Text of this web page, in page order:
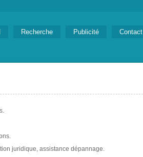
Recherche Publicité Contact
juridique, assistance dépannage.